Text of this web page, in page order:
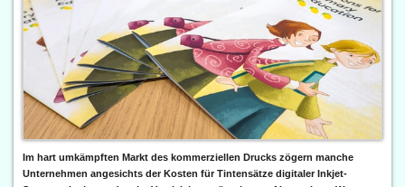
Im hart umkämpften Markt des kommerziellen Drucks zögern manche
Unternehmen angesichts der Kosten für Tintensätze digitaler Inkjet-